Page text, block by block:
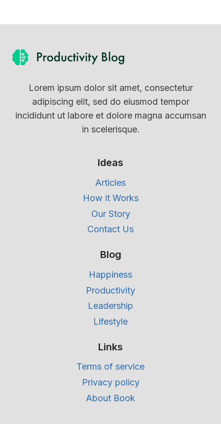
Lorem ipsum dolor sit amet, consectetur
adipiscing elit, sed do eiusmod tempor
incididunt ut labore et dolore magna accumsan
in scelerisque.
Ideas
Articles
How it Works
Our Story
Contact Us
Blog
Happiness
Productivity
Leadership
Lifestyle
Links
Terms of service
Privacy policy
About Book